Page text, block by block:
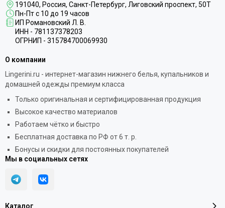
191040, Россия, Санкт-Петербург, Лиговский проспект, 50Т
Пн-Пт с 10 до 19 часов
ИП Романовский Л. В.
ИНН - 781137378203
ОГРНИП - 315784700069930
Каталог
О компании
Lingerini.ru - интернет-магазин нижнего белья, купальников и
домашней одежды премиум класса
Только оригинальная и сертифицированная продукция
Высокое качество материалов
Работаем чётко и быстро
Бесплатная доставка по РФ от 6 т. р.
Бонусы и скидки для постоянных покупателей
Мы в социальных сетях